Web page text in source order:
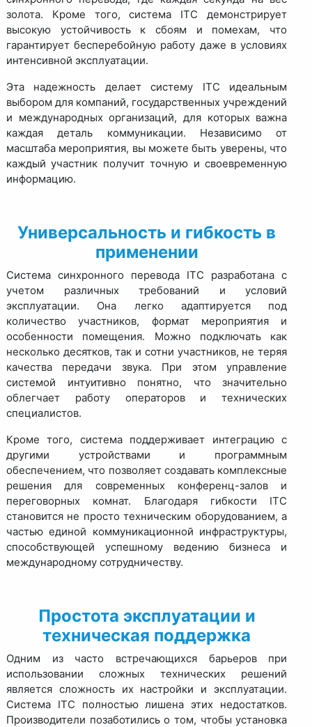
золота. Кроме того, система ITC демонстрирует
высокую устойчивость к сбоям и помехам, что
гарантирует бесперебойную работу даже в условиях
интенсивной эксплуатации.
Эта надежность делает систему ITC идеальным
выбором для компаний, государственных учреждений
и международных организаций, для которых важна
каждая деталь коммуникации. Независимо от
масштаба мероприятия, вы можете быть уверены, что
каждый участник получит точную и своевременную
информацию.
Универсальность и гибкость в
применении
Система синхронного перевода ITC разработана с
учетом различных требований и условий
эксплуатации. Она легко адаптируется под
количество участников, формат мероприятия и
особенности помещения. Можно подключать как
несколько десятков, так и сотни участников, не теряя
качества передачи звука. При этом управление
системой интуитивно понятно, что значительно
облегчает работу операторов и технических
специалистов.
Кроме того, система поддерживает интеграцию с
другими устройствами и программным
обеспечением, что позволяет создавать комплексные
решения для современных конференц-залов и
переговорных комнат. Благодаря гибкости ITC
становится не просто техническим оборудованием, а
частью единой коммуникационной инфраструктуры,
способствующей успешному ведению бизнеса и
международному сотрудничеству.
Простота эксплуатации и
техническая поддержка
Одним из часто встречающихся барьеров при
использовании сложных технических решений
является сложность их настройки и эксплуатации.
Система ITC полностью лишена этих недостатков.
Производители позаботились о том, чтобы установка